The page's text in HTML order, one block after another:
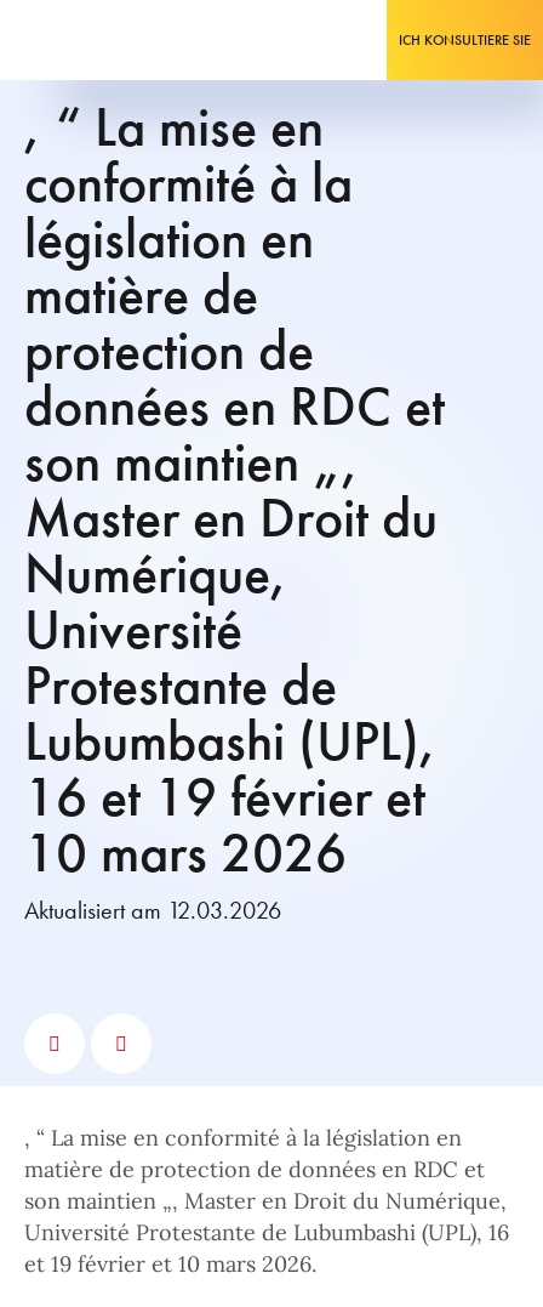
ICH KONSULTIERE SIE
, “ La mise en
conformité à la
législation en
matière de
protection de
données en RDC et
son maintien „,
Master en Droit du
Numérique,
Université
Protestante de
Lubumbashi (UPL),
16 et 19 février et
10 mars 2026
Aktualisiert am 12.03.2026
, “ La mise en conformité à la législation en
matière de protection de données en RDC et
son maintien „, Master en Droit du Numérique,
Université Protestante de Lubumbashi (UPL), 16
et 19 février et 10 mars 2026.